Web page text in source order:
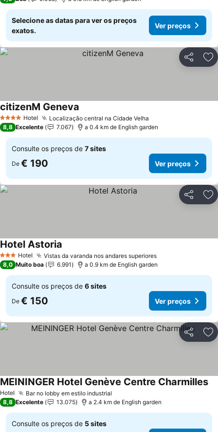
Selecione as datas para ver os preços
exatos.
Ver preços
Partilhar
4 EstrelasHotel Localização central na Cidade Velha
citizenM Geneva
8,8 Excelente 7.067 a 0.4 km de English garden
Consulte os preços de 7 sites
De € 190 Ver preços
Partilhar
3 EstrelasHotel Vistas da varanda nos andares superioresVer preços
Hotel Astoria
8,0 Muito boa 6.991 a 0.9 km de English garden
Consulte os preços de 6 sites
De € 150 Ver preços
Partilhar
Hotel Bar no lobby em estilo industrial
MEININGER Hotel Genève Centre Charmilles
8,8 Excelente 13.075 a 2.4 km de English garden
Consulte os preços de 5 sites